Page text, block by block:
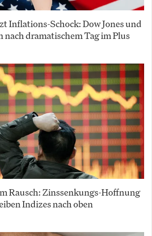
Inflations-Schock: Dow Jones und
nach dramatischem Tag im Plus
Rausch: Zinssenkungs-Hoffnung
Indizes nach oben